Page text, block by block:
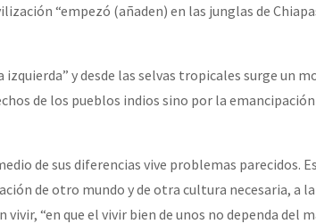
“empezó (añaden) en las junglas de
izquierda” y desde las selvas tropicales surge un
de los pueblos indios sino por la emancipación
de sus diferencias vive problemas parecidos.
de otro mundo y de otra cultura necesaria, a
“en que el vivir bien de unos no dependa del